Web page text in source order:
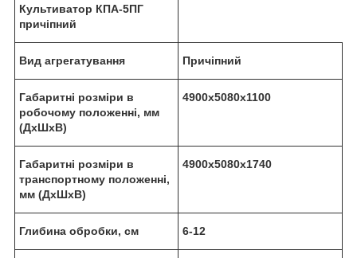
Культиватор КПА-5ПГ
причіпний
Вид агрегатування Причіпний
Габаритні розміри в
робочому положенні, мм
(ДхШхВ)
4900х5080х1100
Габаритні розміри в
транспортному положенні,
мм (ДхШхВ)
4900х5080х1740
Глибина обробки, см 6-12